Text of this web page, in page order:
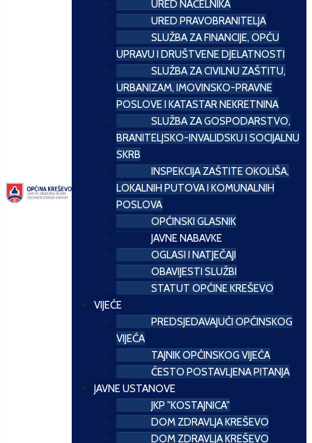
URED NAČELNIKA
URED PRAVOBRANITELJA
SLUŽBA ZA FINANCIJE, OPĆU
UPRAVU I DRUŠTVENE DJELATNOSTI
SLUŽBA ZA CIVILNU ZAŠTITU,
URBANIZAM, IMOVINSKO-PRAVNE
POSLOVE I KATASTAR NEKRETNINA
SLUŽBA ZA GOSPODARSTVO,
BRANITELJSKO-INVALIDSKU I SOCIJALNU
SKRB
INSPEKCIJA ZAŠTITE OKOLIŠA,
LOKALNIH PUTOVA I KOMUNALNIH
POSLOVA
OPĆINSKI GLASNIK
JAVNE NABAVKE
OGLASI I NATJEČAJI
OBAVIJESTI SLUŽBI
STATUT OPĆINE KREŠEVO
VIJEĆE
PREDSJEDAVAJUĆI OPĆINSKOG
VIJEĆA
TAJNIK OPĆINSKOG VIJEĆA
ČESTO POSTAVLJENA PITANJA
JAVNE USTANOVE
JKP "KOSTAJNICA"
DOM ZDRAVLJA KREŠEVO
DOM ZDRAVLJA KREŠEVO